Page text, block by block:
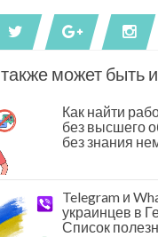
может быть
Как найти
без высшего
без знания
Telegram и
украинцев в
Список